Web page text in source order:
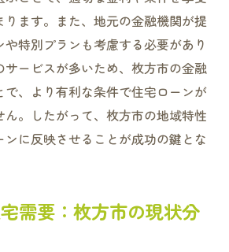
住宅の購入時期に関する考察
控除制度を最大限に活用するタ
考慮した適切な契約の時期
不動産価格の推移を踏まえた購
イミング
ンを見つけるための枚方市の市
金利の最新トレンド分析
ます。また、地元の金融機関が提
特別プランも考慮する必要があり
サービスが多いため、枚方市の金融
で、より有利な条件で住宅ローンが
。したがって、枚方市の地域特性
ンに反映させることが成功の鍵とな
需要：枚方市の現状分